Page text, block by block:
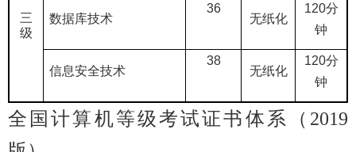
三
级
数据库技术
36
无纸化
120分
钟
信息安全技术
38
无纸化
120分
钟
全国计算机等级考试证书体系（ 2019